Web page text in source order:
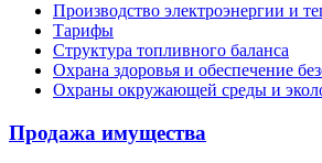
Производство электроэнергии и
Тарифы
Структура топливного баланса
Охрана здоровья и обеспечение
Охраны окружающей среды и
Продажа имущества